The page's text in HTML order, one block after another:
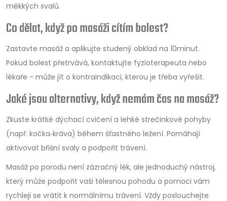
měkkých svalů.
Co dělat, když po masáži cítím bolest?
Zastavte masáž a aplikujte studený obklad na 10minut.
Pokud bolest přetrvává, kontaktujte fyzioterapeuta nebo
lékaře - může jít o kontraindikaci, kterou je třeba vyřešit.
Jaké jsou alternativy, když nemám čas na masáž?
Zkuste krátké dýchací cvičení a lehké strečinkové pohyby
(např. kočka‑kráva) během šťastného ležení. Pomáhají
aktivovat břišní svaly a podpořit trávení.
Masáž po porodu není zázračný lék, ale jednoduchý nástroj,
který může podpořit vaši tělesnou pohodu a pomoci vám
rychleji se vrátit k normálnímu trávení. Vždy poslouchejte